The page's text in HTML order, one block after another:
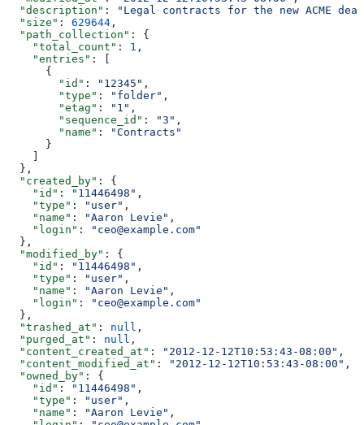
  "description"
:
"Legal contracts for the new ACME
  "size"
: 629644 ,
  "path_collection"
: {
    "total_count"
: 1 ,
    "entries"
: [
      {
        "id"
: "12345" ,
        "type"
: "folder" ,
        "etag"
: "1" ,
        "sequence_id"
: "3" ,
        "name"
:
"Contracts"
      }
    ]
  },
  "created_by"
: {
    "id"
: "11446498" ,
    "type"
: "user" ,
    "name"
: "Aaron Levie" ,
    "login"
:
"ceo@example.com"
  },
  "modified_by"
: {
    "id"
: "11446498" ,
    "type"
: "user" ,
    "name"
: "Aaron Levie" ,
    "login"
:
"ceo@example.com"
  },
  "trashed_at"
: null ,
  "purged_at"
: null ,
  "content_created_at"
: "2012-12-12T10:53:43-08:00" ,
  "content_modified_at"
: "2012-12-12T10:53:43-08:00" ,
  "owned_by"
: {
    "id"
: "11446498" ,
    "type"
: "user" ,
    "name"
: "Aaron Levie" ,